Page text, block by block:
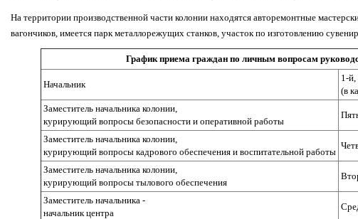
На территории производственной части колонии находятся авторемонтные
вагончиков, имеется парк металлорежущих станков, участок по изготовлению
График приема граждан по личным вопросам
Начальник
1-й,
(в
Заместитель начальника колонии,
курирующий вопросы безопасности и оперативной работы
Заместитель начальника колонии,
курирующий вопросы кадрового обеспечения и воспитательной работы
Заместитель начальника колонии,
курирующий вопросы тылового обеспечения
Заместитель начальника -
начальник центра